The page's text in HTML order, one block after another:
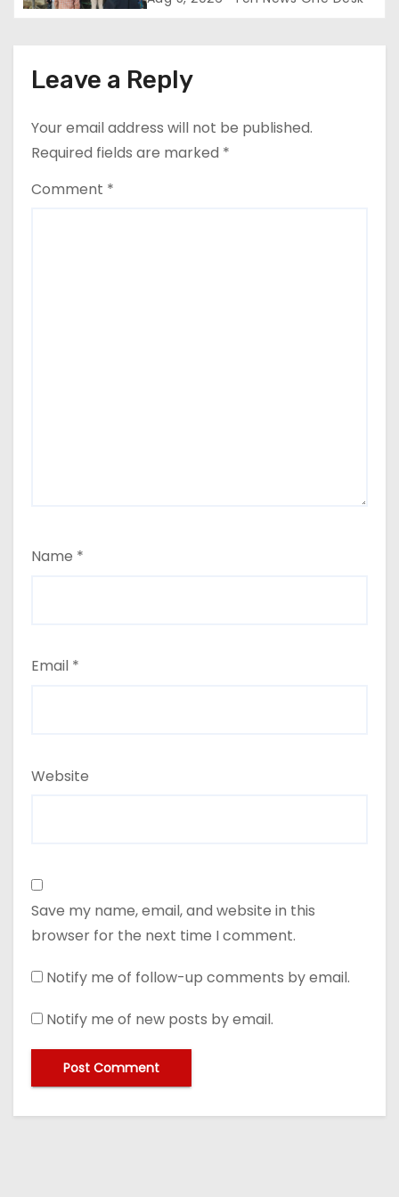
Leave a Reply
Your email address will not be published.
Required fields are marked *
Comment *
Name *
Email *
Website
Save my name, email, and website in this
browser for the next time I comment.
Notify me of follow-up comments by email.
Notify me of new posts by email.